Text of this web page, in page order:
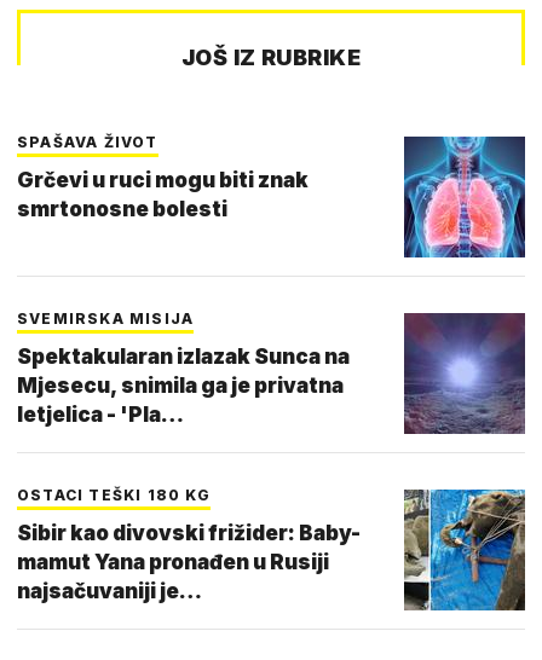
JOŠ IZ RUBRIKE
SPAŠAVA ŽIVOT
Grčevi u ruci mogu biti znak
smrtonosne bolesti
SVEMIRSKA MISIJA
Spektakularan izlazak Sunca na
Mjesecu, snimila ga je privatna
letjelica - 'Pla…
OSTACI TEŠKI 180 KG
Sibir kao divovski frižider: Baby-
mamut Yana pronađen u Rusiji
najsačuvaniji je…